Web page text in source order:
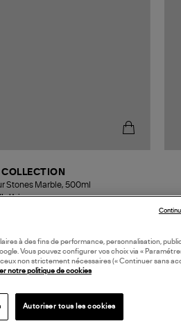
Stones Marble, 500ml
Unique
à des fins de performance, personnalisation,
Vous pouvez configurer vos choix via «
non strictement nécessaires (« Continuer sans
notre politique de cookies
Autoriser tous les cookies